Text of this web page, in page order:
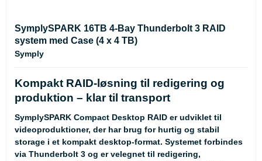
SymplySPARK 16TB 4-Bay Thunderbolt 3 RAID
system med Case (4 x 4 TB)
Symply
Kompakt RAID-løsning til redigering og
produktion – klar til transport
SymplySPARK Compact Desktop RAID er udviklet til
videoproduktioner, der har brug for hurtig og stabil
storage i et kompakt desktop-format. Systemet forbindes
via Thunderbolt 3 og er velegnet til redigering,